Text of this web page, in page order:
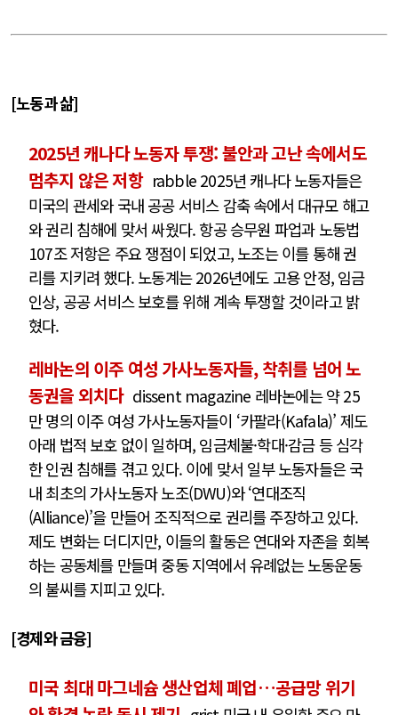
[노동과 삶]
2025년 캐나다 노동자 투쟁: 불안과 고난 속에서도
멈추지 않은 저항 rabble 2025년 캐나다 노동자들은
미국의 관세와 국내 공공 서비스 감축 속에서 대규모 해고
와 권리 침해에 맞서 싸웠다. 항공 승무원 파업과 노동법
107조 저항은 주요 쟁점이 되었고, 노조는 이를 통해 권
리를 지키려 했다. 노동계는 2026년에도 고용 안정, 임금
인상, 공공 서비스 보호를 위해 계속 투쟁할 것이라고 밝
혔다.
레바논의 이주 여성 가사노동자들, 착취를 넘어 노
동권을 외치다 dissent magazine 레바논에는 약 25
만 명의 이주 여성 가사노동자들이 ‘카팔라(Kafala)’ 제도
아래 법적 보호 없이 일하며, 임금체불·학대·감금 등 심각
한 인권 침해를 겪고 있다. 이에 맞서 일부 노동자들은 국
내 최초의 가사노동자 노조(DWU)와 ‘연대조직
(Alliance)’을 만들어 조직적으로 권리를 주장하고 있다.
제도 변화는 더디지만, 이들의 활동은 연대와 자존을 회복
하는 공동체를 만들며 중동 지역에서 유례없는 노동운동
의 불씨를 지피고 있다.
[경제와 금융]
미국 최대 마그네슘 생산업체 폐업…공급망 위기